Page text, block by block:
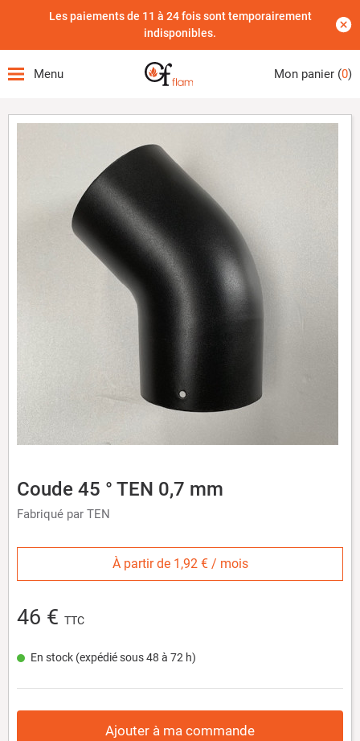
Les paiements de 11 à 24 fois sont temporairement
indisponibles.
Menu Mon panier (0)
Coude 45 ° TEN 0,7 mm
Fabriqué par TEN
À partir de 1,92 € / mois
46 € TTC
En stock (expédié sous 48 à 72 h)
Ajouter à ma commande